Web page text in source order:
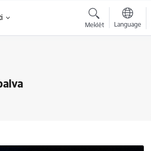
Meklēt Language